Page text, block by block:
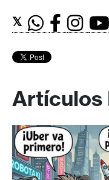
𝕏
Artículos